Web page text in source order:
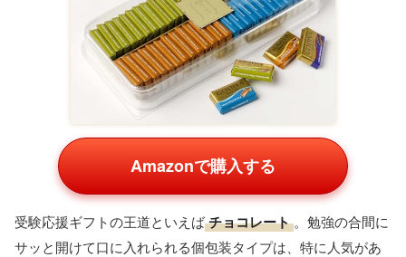
Amazonで購入する
受験応援ギフトの王道といえばチョコレート 。勉強の合間に
サッと開けて口に入れられる個包装タイプは、特に人気があ